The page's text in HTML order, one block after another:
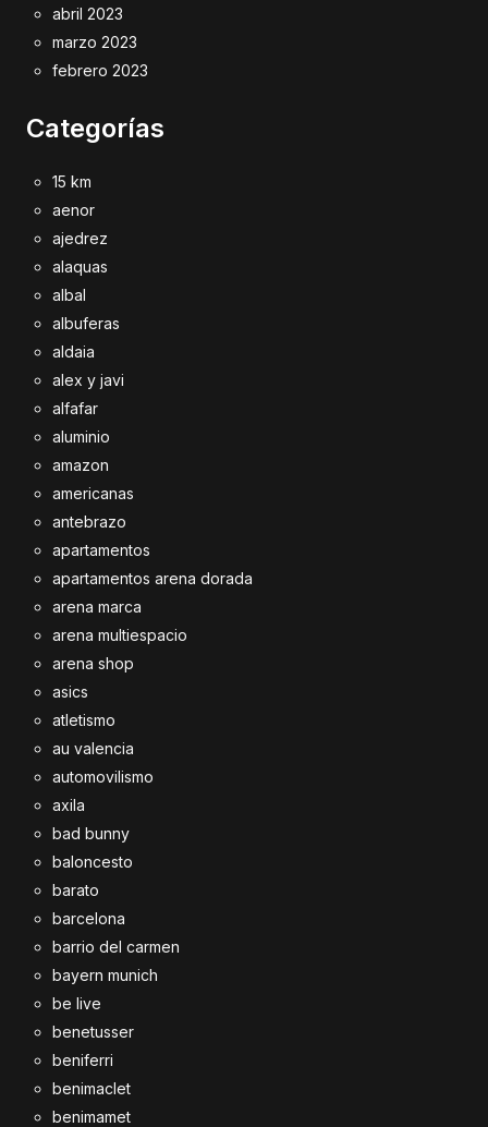
abril 2023
marzo 2023
febrero 2023
Categorías
15 km
aenor
ajedrez
alaquas
albal
albuferas
aldaia
alex y javi
alfafar
aluminio
amazon
americanas
antebrazo
apartamentos
apartamentos arena dorada
arena marca
arena multiespacio
arena shop
asics
atletismo
au valencia
automovilismo
axila
bad bunny
baloncesto
barato
barcelona
barrio del carmen
bayern munich
be live
benetusser
beniferri
benimaclet
benimamet